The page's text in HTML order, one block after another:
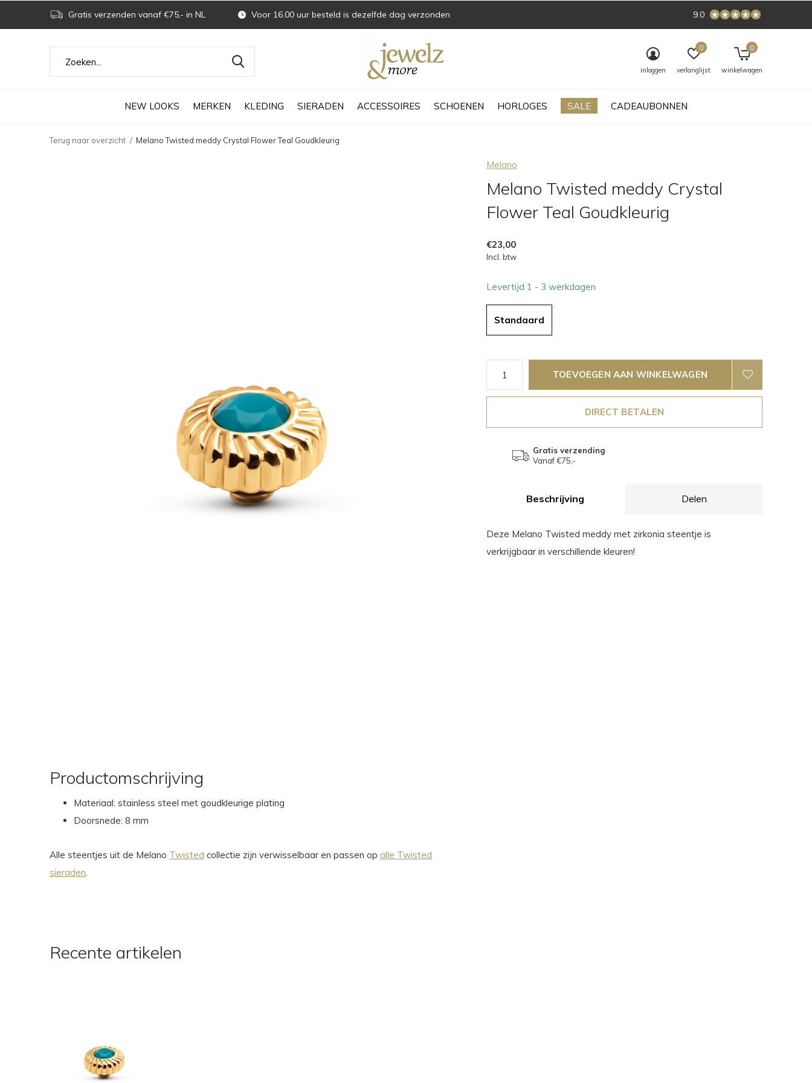
NEW LOOKS MERKEN KLEDING SIERADEN ACCESSOIRES SCHOENEN HORLOGES SALE CADEAUBONNEN
inloggen verlanglijst
0
winkelwagen
0
Gratis verzenden vanaf €75,- in NL Voor 16.00 uur besteld is dezelfde dag verzonden 9.0
Terug naar overzicht Melano Twisted meddy Crystal Flower Teal Goudkleurig
Melano
Melano Twisted meddy Crystal
Flower Teal Goudkleurig
€23,00
Incl. btw
Levertijd 1 - 3 werkdagen
Standaard
TOEVOEGEN AAN WINKELWAGEN
DIRECT BETALEN
Gratis verzending
Vanaf €75,-
Beschrijving Delen
Deze Melano Twisted meddy met zirkonia steentje is
verkrijgbaar in verschillende kleuren!
Productomschrijving
Materiaal: stainless steel met goudkleurige plating
Doorsnede: 8 mm
Alle steentjes uit de Melano Twisted collectie zijn verwisselbaar en passen op alle Twisted
sieraden.
Recente artikelen